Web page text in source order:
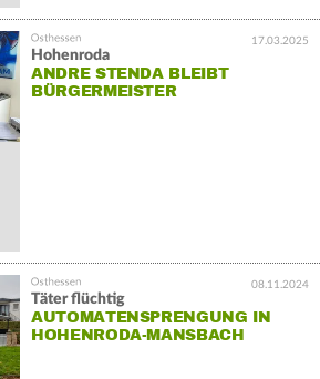
17.03.2025
Hohenroda
ANDRE STENDA BLEIBT
BÜRGERMEISTER
08.11.2024
Täter flüchtig
AUTOMATENSPRENGUNG IN
HOHENRODA-MANSBACH